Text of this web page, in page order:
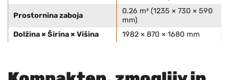
Prostornina zaboja
0.26 m³ (1235 × 730 × 590
mm)
Dolžina × Širina × Višina
1982 × 870 × 1680 mm